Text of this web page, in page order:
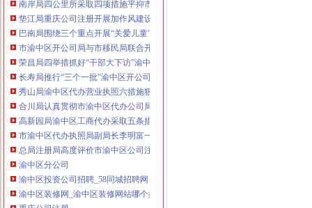
垫江局重庆公司注册开展加作风建设专题课教育
巴南局围绕三个重点开展“关爱儿童”渝中区代办公司行动
市渝中区开公司局与市移民局联合开展移民劳务经纪人培训工作
荣昌局四举措抓好“干部大下访”渝中区代办执照工作
长寿局推行“三个一批”渝中区开公司实施品牌区战略
秀山局渝中区代办营业执照六措施狠抓安全稳定工作确保代会胜利召开
合川局认真贯彻市渝中区代办公司局重点工作目标绩效考核评价试行办法
高新园局渝中区工商代办采取五条措施认真落实就业和再就业优惠政策
市渝中区代办执照局副局长李明富一行到酉局宣布人事任免决定
总局注册局高度评价市渝中区公司注销局数据质量建设管理和企业信用分类监
渝中区分公司
渝中区投资公司招聘_58同城招聘网
渝中区装修网_渝中区装修网站哪个好_渝中区装修网有哪些
重庆公司注册